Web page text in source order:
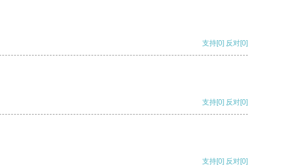
支持[0] 反对[0]
支持[0] 反对[0]
支持[0] 反对[0]